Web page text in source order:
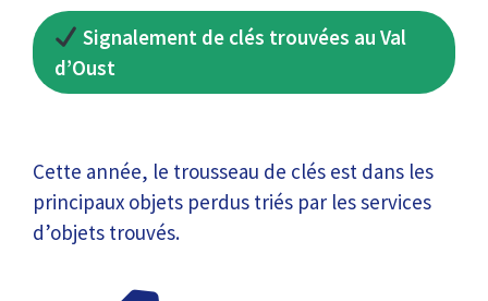
Signalement de clés trouvées au Val
d’Oust
Cette année, le trousseau de clés est dans les
principaux objets perdus triés par les services
d’objets trouvés.